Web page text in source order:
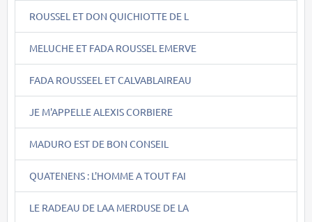
ROUSSEL ET DON QUICHIOTTE DE L
MELUCHE ET FADA ROUSSEL EMERVE
FADA ROUSSEEL ET CALVABLAIREAU
JE M'APPELLE ALEXIS CORBIERE
MADURO EST DE BON CONSEIL
QUATENENS : L'HOMME A TOUT FAI
LE RADEAU DE LAA MERDUSE DE LA